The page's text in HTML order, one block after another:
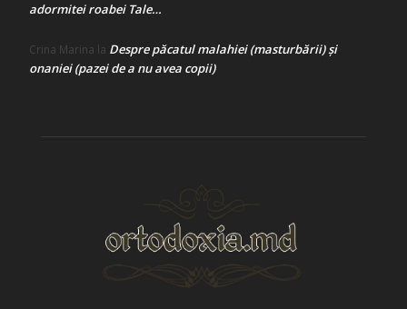
adormitei roabei Tale…
Crina Marina la Despre păcatul malahiei (masturbării) şi
onaniei (pazei de a nu avea copii)